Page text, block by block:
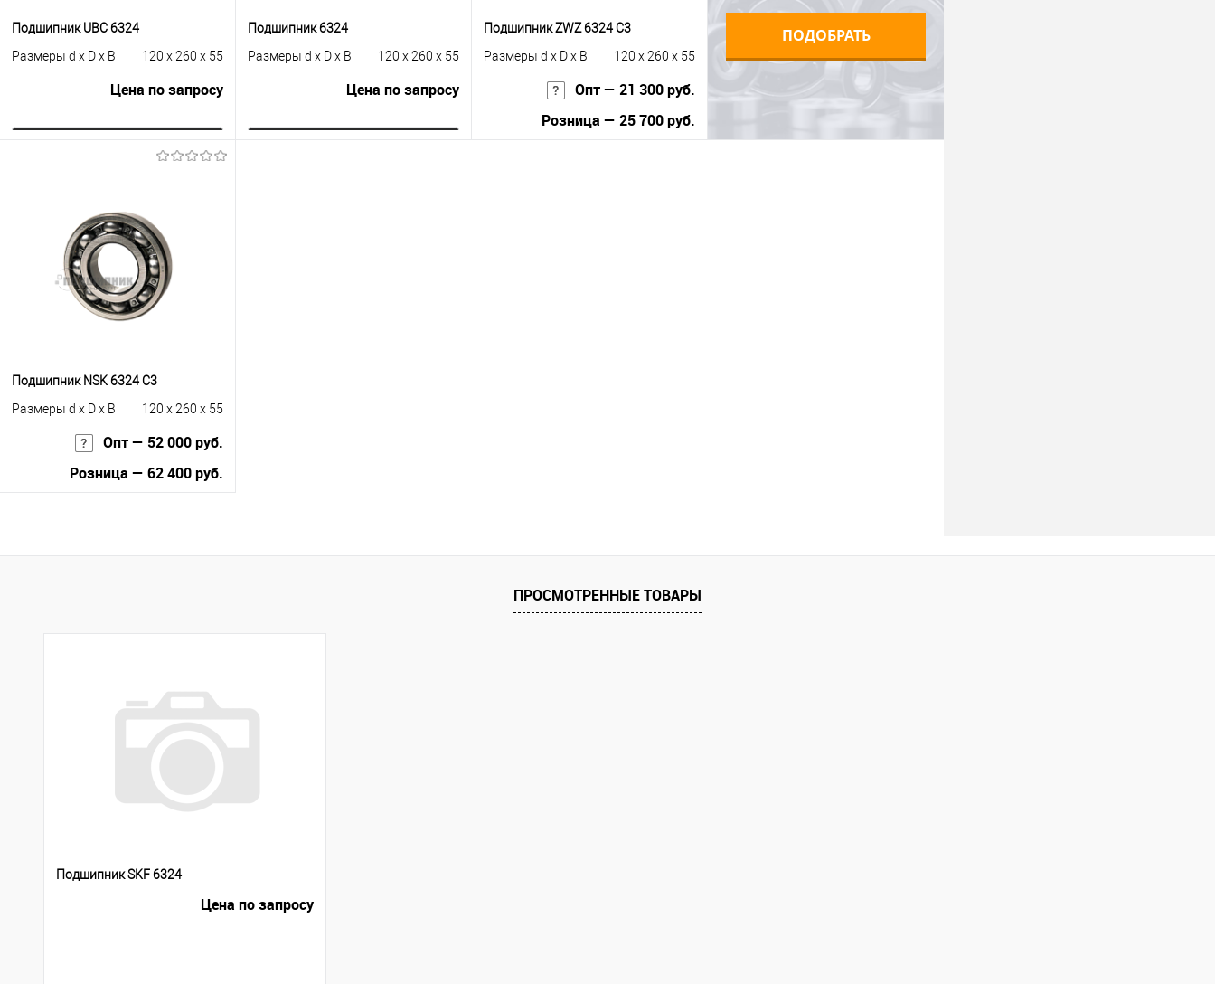
Подшипник UBC 6324
Размеры d x D x B
120 x 260 x 55
Цена по запросу
Запросить цену
В избранное
Под заказ
Подшипник 6324
Размеры d x D x B
120 x 260 x 55
Цена по запросу
Подшипник ZWZ 6324 C3
Размеры d x D x B
120 x 260 x 55
Опт — 21 300 руб.
Розница — 25 700 руб.
ПОДОБРАТЬ
Подшипник NSK 6324 C3
Размеры d x D x B
120 x 260 x 55
Опт — 52 000 руб.
Розница — 62 400 руб.
ПРОСМОТРЕННЫЕ ТОВАРЫ
Подшипник SKF 6324
Цена по запросу